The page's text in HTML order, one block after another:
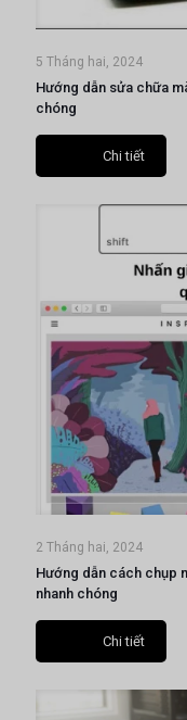
5 Tháng hai, 2024
Hướng dẫn sửa chữa
chóng
Chi tiết
2 Tháng hai, 2024
Hướng dẫn cách chụp
nhanh chóng
Chi tiết